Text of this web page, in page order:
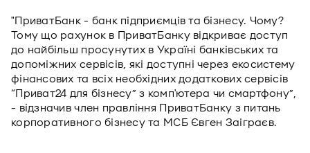
"ПриватБанк - банк підприємців та бізнесу. Чому?
Тому що рахунок в ПриватБанку відкриває доступ
до найбільш просунутих в Україні банківських та
допоміжних сервісів, які доступні через екосистему
фінансових та всіх необхідних додаткових сервісів
“Приват24 для бізнесу” з комп'ютера чи смартфону”,
- відзначив член правління ПриватБанку з питань
корпоративного бізнесу та МСБ Євген Заіграєв.